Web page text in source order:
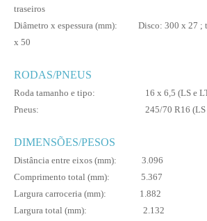
traseiros
Diâmetro x espessura (mm): Disco: 300 x 27 ;
x 50
RODAS/PNEUS
Roda tamanho e tipo: 16 x 6,5 (LS e
Pneus: 245/70 R16 (LS e
DIMENSÕES/PESOS
Distância entre eixos (mm): 3.096
Comprimento total (mm): 5.367
Largura carroceria (mm): 1.882
Largura total (mm): 2.132